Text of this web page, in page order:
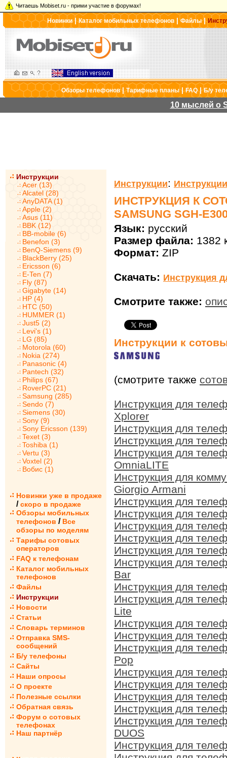
Читаешь Mobiset.ru - прими участие в форумах!
Новинки|Каталог мобильных телефонов |Файлы|
Обзоры телефонов|Тарифные планы|FAQ|Б/у
10 мыслей о
Инструкции
Acer (13)
Alcatel (28)
AnyDATA (1)
Apple (2)
Asus (11)
BBK (12)
BB-mobile (6)
Benefon (3)
BenQ-Siemens (9)
BlackBerry (25)
Ericsson (6)
E-Ten (7)
Fly (87)
Gigabyte (14)
HP (4)
HTC (50)
HUMMER (1)
Just5 (2)
Levi's (1)
LG (85)
Motorola (60)
Nokia (274)
Panasonic (4)
Pantech (32)
Philips (67)
RoverPC (21)
Samsung (285)
Sendo (7)
Siemens (30)
Sony (9)
Sony Ericsson (139)
Texet (3)
Toshiba (1)
Vertu (3)
Voxtel (2)
Вобис (1)
Новинки уже в продаже
/ скоро в продаже
Обзоры мобильных
телефонов / Все
обзоры по моделям
Тарифы сотовых
операторов
FAQ к телефонам
Каталог мобильных
телефонов
Файлы
Инструкции
Новости
Статьи
Словарь терминов
Отправка SMS-
сообщений
Б/у телефоны
Сайты
Наши опросы
О проекте
Полезные ссылки
Обратная связь
Форум о сотовых
телефонах
Наш партнёр
Инструкции:
ИНСТРУКЦИЯ К
SAMSUNG SGH-
Язык: русский
Размер файла: 1382
Формат: ZIP
Скачать: Инструкция
Смотрите также:
Инструкции к
(смотрите также
Инструкция для
Xplorer
Инструкция для
Инструкция для
Инструкция для
OmniaLITE
Инструкция для
Giorgio Armani
Инструкция для
Инструкция для
Инструкция для
Инструкция для
Инструкция для
Инструкция для
Bar
Инструкция для
Инструкция для
Lite
Инструкция для
Инструкция для
Инструкция для
Pop
Инструкция для
Инструкция для
Инструкция для
Инструкция для
Инструкция для
DUOS
Инструкция для